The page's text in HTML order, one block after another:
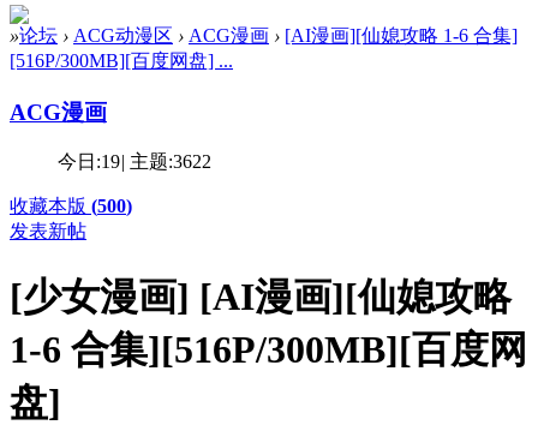
»论坛 › ACG动漫区 › ACG漫画 › [AI漫画][仙媳攻略 1-6 合集]
[516P/300MB][百度网盘] ...
ACG漫画
今日:19| 主题:3622
收藏本版 (500)
发表新帖
[少女漫画] [AI漫画][仙媳攻略
1-6 合集][516P/300MB][百度网
盘]